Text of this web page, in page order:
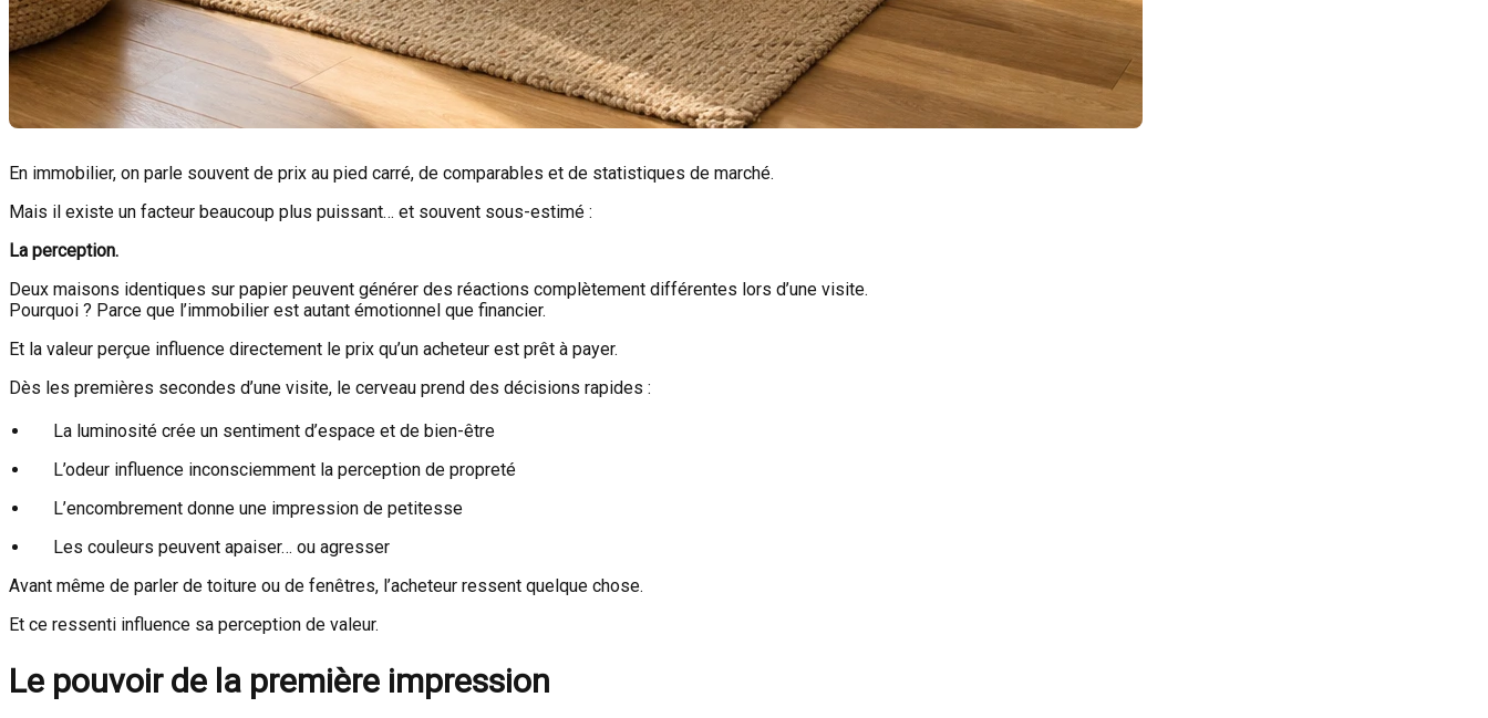
En immobilier, on parle souvent de prix au pied carré, de comparables et de statistiques de marché.
Mais il existe un facteur beaucoup plus puissant… et souvent sous-estimé :
La perception.
Deux maisons identiques sur papier peuvent générer des réactions complètement différentes lors d’une visite.
Pourquoi ? Parce que l’immobilier est autant émotionnel que financier.
Et la valeur perçue influence directement le prix qu’un acheteur est prêt à payer.
Dès les premières secondes d’une visite, le cerveau prend des décisions rapides :
La luminosité crée un sentiment d’espace et de bien-être
L’odeur influence inconsciemment la perception de propreté
L’encombrement donne une impression de petitesse
Les couleurs peuvent apaiser… ou agresser
Avant même de parler de toiture ou de fenêtres, l’acheteur ressent quelque chose.
Et ce ressenti influence sa perception de valeur.
Le pouvoir de la première impression